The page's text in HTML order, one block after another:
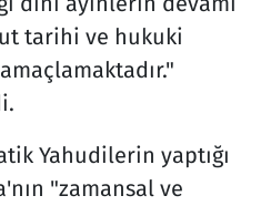
tarihi ve hukuki
Yahudilerin yaptığı
"zamansal ve